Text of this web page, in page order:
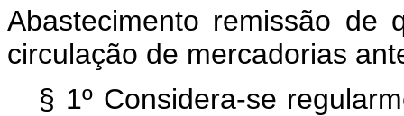
Abastecimento remissão de
circulação de mercadorias
§ 1º Considera-se